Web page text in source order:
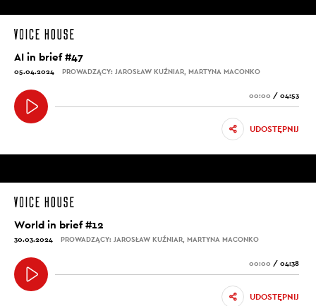
AI in brief #47
05.04.2024 PROWADZĄCY: JAROSŁAW KUŹNIAR, MARTYNA MACONKO
00:00 / 04:53
UDOSTĘPNIJ
World in brief #12
30.03.2024 PROWADZĄCY: JAROSŁAW KUŹNIAR, MARTYNA MACONKO
00:00 / 04:38
UDOSTĘPNIJ